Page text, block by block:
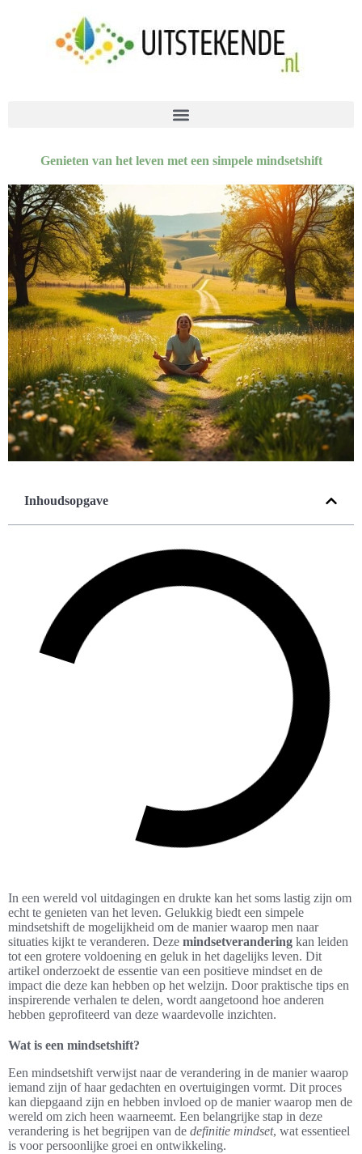
Genieten van het leven met een simpele mindsetshift
Inhoudsopgave
In een wereld vol uitdagingen en drukte kan het soms lastig zijn om
echt te genieten van het leven. Gelukkig biedt een simpele
mindsetshift de mogelijkheid om de manier waarop men naar
situaties kijkt te veranderen. Deze mindsetverandering kan leiden
tot een grotere voldoening en geluk in het dagelijks leven. Dit
artikel onderzoekt de essentie van een positieve mindset en de
impact die deze kan hebben op het welzijn. Door praktische tips en
inspirerende verhalen te delen, wordt aangetoond hoe anderen
hebben geprofiteerd van deze waardevolle inzichten.
Wat is een mindsetshift?
Een mindsetshift verwijst naar de verandering in de manier waarop
iemand zijn of haar gedachten en overtuigingen vormt. Dit proces
kan diepgaand zijn en hebben invloed op de manier waarop men de
wereld om zich heen waarneemt. Een belangrijke stap in deze
verandering is het begrijpen van de definitie mindset, wat essentieel
is voor persoonlijke groei en ontwikkeling.